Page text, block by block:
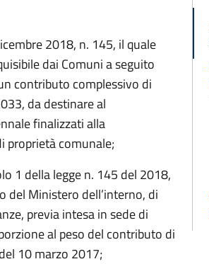
2018, n. 145, il quale
dai Comuni a seguito
contributo complessivo di
da destinare al
finalizzati alla
proprietà comunale;
1 della legge n. 145 del 2018,
del Ministero dell’interno, di
previa intesa in sede di
al peso del contributo di
10 marzo 2017;